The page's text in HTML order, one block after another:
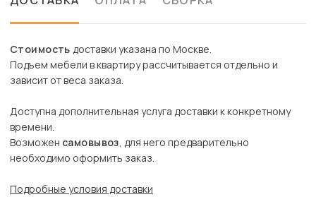
Стоимость доставки указана по Москве.
Подъем мебели в квартиру рассчитывается отдельно и
зависит от веса заказа.
Доступна дополнительная услуга доставки к конкретному
времени.
Возможен самовывоз, для него предварительно
необходимо оформить заказ.
Подробные условия доставки